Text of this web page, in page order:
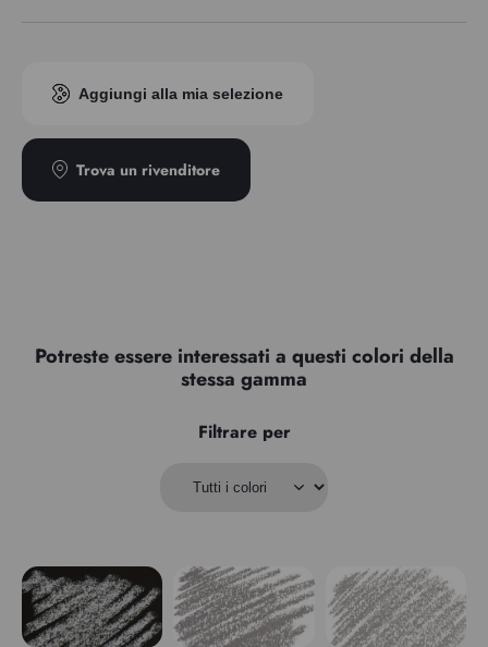
Aggiungi alla mia selezione
Trova un rivenditore
Potreste essere interessati a questi colori della
stessa gamma
Filtrare per